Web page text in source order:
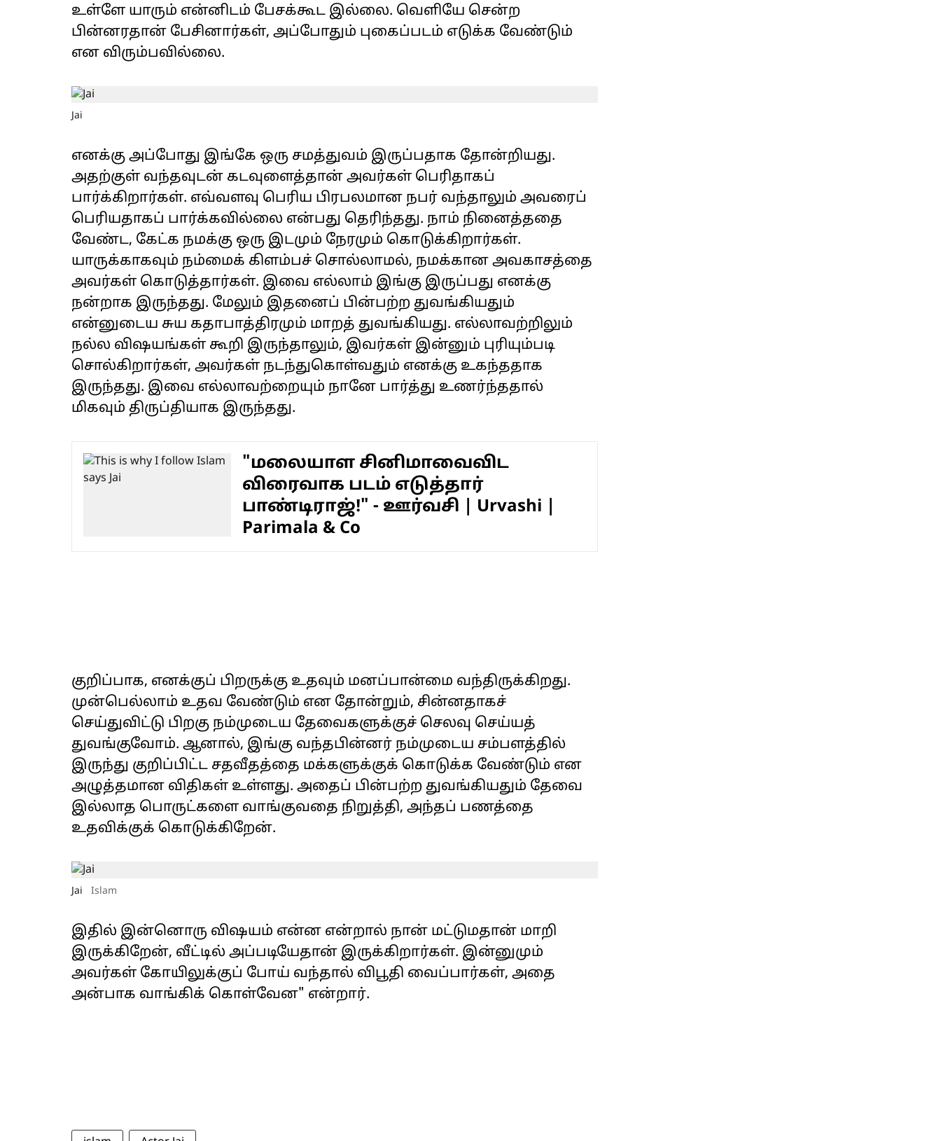
உள்ளே யாரும் என்னிடம் பேசக்கூட இல்லை. வெளியே சென்ற
பின்னரதான் பேசினார்கள், அப்போதும் புகைப்படம் எடுக்க வேண்டும்
என விரும்பவில்லை.
Jai
எனக்கு அப்போது இங்கே ஒரு சமத்துவம் இருப்பதாக தோன்றியது.
அதற்குள் வந்தவுடன் கடவுளைத்தான் அவர்கள் பெரிதாகப்
பார்க்கிறார்கள். எவ்வளவு பெரிய பிரபலமான நபர் வந்தாலும் அவரைப்
பெரியதாகப் பார்க்கவில்லை என்பது தெரிந்தது. நாம் நினைத்ததை
வேண்ட, கேட்க நமக்கு ஒரு இடமும் நேரமும் கொடுக்கிறார்கள்.
யாருக்காகவும் நம்மைக் கிளம்பச் சொல்லாமல், நமக்கான அவகாசத்தை
அவர்கள் கொடுத்தார்கள். இவை எல்லாம் இங்கு இருப்பது எனக்கு
நன்றாக இருந்தது. மேலும் இதனைப் பின்பற்ற துவங்கியதும்
என்னுடைய சுய கதாபாத்திரமும் மாறத் துவங்கியது. எல்லாவற்றிலும்
நல்ல விஷயங்கள் கூறி இருந்தாலும், இவர்கள் இன்னும் புரியும்படி
சொல்கிறார்கள், அவர்கள் நடந்துகொள்வதும் எனக்கு உகந்ததாக
இருந்தது. இவை எல்லாவற்றையும் நானே பார்த்து உணர்ந்ததால்
மிகவும் திருப்தியாக இருந்தது.
"மலையாள சினிமாவைவிட
விரைவாக படம் எடுத்தார்
பாண்டிராஜ்!" - ஊர்வசி | Urvashi |
Parimala & Co
குறிப்பாக, எனக்குப் பிறருக்கு உதவும் மனப்பான்மை வந்திருக்கிறது.
முன்பெல்லாம் உதவ வேண்டும் என தோன்றும், சின்னதாகச்
செய்துவிட்டு பிறகு நம்முடைய தேவைகளுக்குச் செலவு செய்யத்
துவங்குவோம். ஆனால், இங்கு வந்தபின்னர் நம்முடைய சம்பளத்தில்
இருந்து குறிப்பிட்ட சதவீதத்தை மக்களுக்குக் கொடுக்க வேண்டும் என
அழுத்தமான விதிகள் உள்ளது. அதைப் பின்பற்ற துவங்கியதும் தேவை
இல்லாத பொருட்களை வாங்குவதை நிறுத்தி, அந்தப் பணத்தை
உதவிக்குக் கொடுக்கிறேன்.
Jai Islam
இதில் இன்னொரு விஷயம் என்ன என்றால் நான் மட்டுமதான் மாறி
இருக்கிறேன், வீட்டில் அப்படியேதான் இருக்கிறார்கள். இன்னுமும்
அவர்கள் கோயிலுக்குப் போய் வந்தால் விபூதி வைப்பார்கள், அதை
அன்பாக வாங்கிக் கொள்வேன" என்றார்.